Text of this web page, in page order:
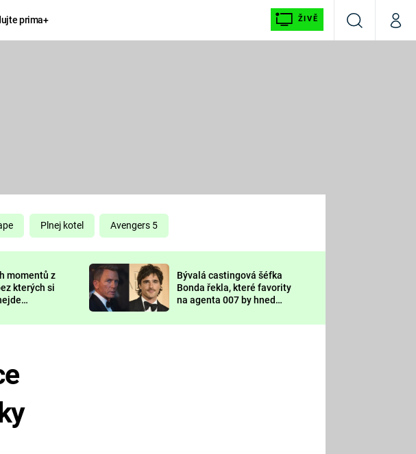
prima+ ŽIVĚ
VyhledáváníMůj
KOMEDIE
CHUCK
NORRIS
DEADPOOL
Prima LAJK
Sledujte nás
Plnej kotel Avengers 5
momentů z
kterých si
Bývalá castingová šéfka
Bonda řekla, které favority
na agenta 007 by hned